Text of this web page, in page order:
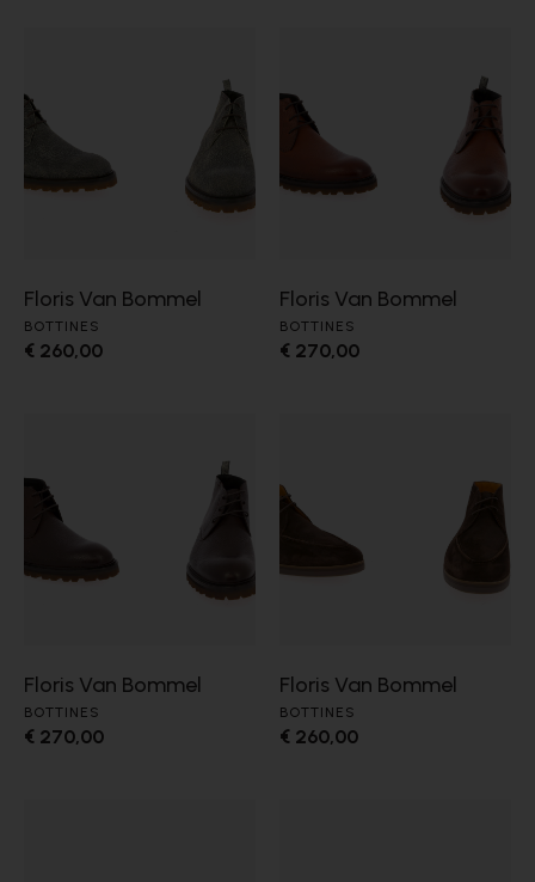
Floris Van Bommel
BOTTINES
€ 260,00
Floris Van Bommel
BOTTINES
€ 270,00
Floris Van Bommel
BOTTINES
€ 270,00
Floris Van Bommel
BOTTINES
€ 260,00